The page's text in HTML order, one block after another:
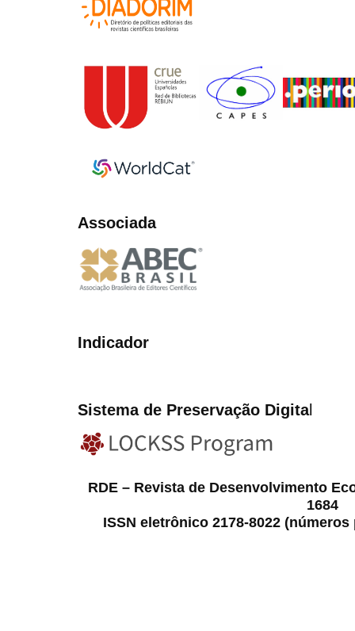
Associada
Indicador
Sistema de Preservação Digital
RDE – Revista de Desenvolvimento
1684
ISSN eletrônico 2178-8022